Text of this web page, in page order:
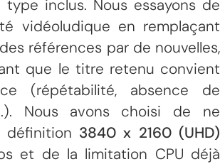
inclus. Nous essayons de
vidéoludique en remplaçant
références par de nouvelles,
que le titre retenu convient
(répétabilité, absence de
Nous avons choisi de ne
3840 x 2160 (UHD)
et de la limitation CPU déjà